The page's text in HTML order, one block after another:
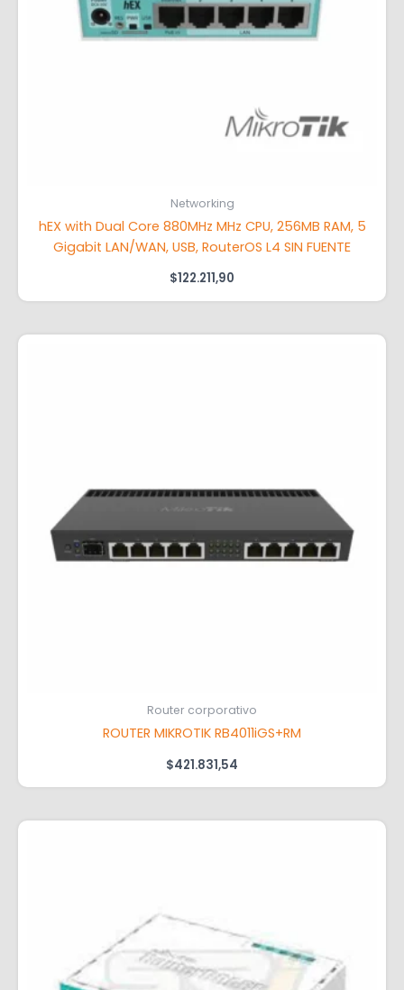
Networking
hEX with Dual Core 880MHz MHz CPU, 256MB RAM, 5
Gigabit LAN/WAN, USB, RouterOS L4 SIN FUENTE
$122.211,90
Router corporativo
ROUTER MIKROTIK RB4011iGS+RM
$421.831,54